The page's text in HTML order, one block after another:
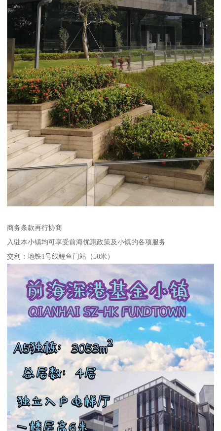
商务条款再行协商
入驻本小镇均可享受前海优惠政策及小镇的各项服务
交利：地铁1号线鲤鱼门站（50米）